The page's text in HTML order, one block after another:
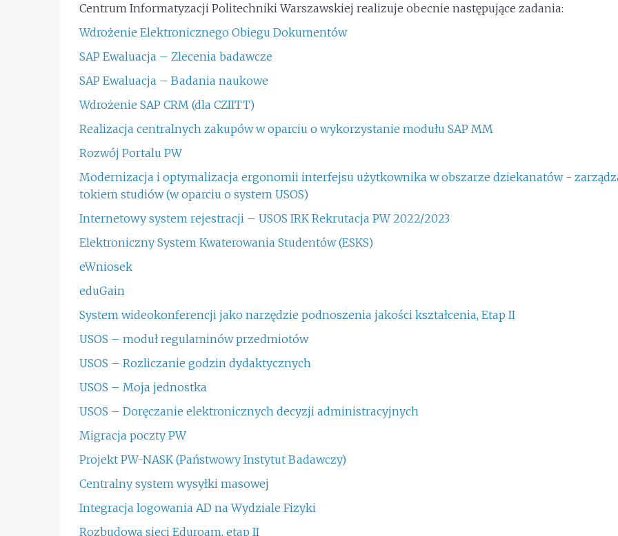
Centrum Informatyzacji Politechniki Warszawskiej realizuje obecnie następujące zadania:
Wdrożenie Elektronicznego Obiegu Dokumentów
SAP Ewaluacja – Zlecenia badawcze
SAP Ewaluacja – Badania naukowe
Wdrożenie SAP CRM (dla CZIITT)
Realizacja centralnych zakupów w oparciu o wykorzystanie modułu SAP MM
Rozwój Portalu PW
Modernizacja i optymalizacja ergonomii interfejsu użytkownika w obszarze dziekanatów -
tokiem studiów (w oparciu o system USOS)
Internetowy system rejestracji – USOS IRK Rekrutacja PW 2022/2023
Elektroniczny System Kwaterowania Studentów (ESKS)
eWniosek
eduGain
System wideokonferencji jako narzędzie podnoszenia jakości kształcenia, Etap II
USOS – moduł regulaminów przedmiotów
USOS – Rozliczanie godzin dydaktycznych
USOS – Moja jednostka
USOS – Doręczanie elektronicznych decyzji administracyjnych
Migracja poczty PW
Projekt PW-NASK (Państwowy Instytut Badawczy)
Centralny system wysyłki masowej
Integracja logowania AD na Wydziale Fizyki
Rozbudowa sieci Eduroam, etap II